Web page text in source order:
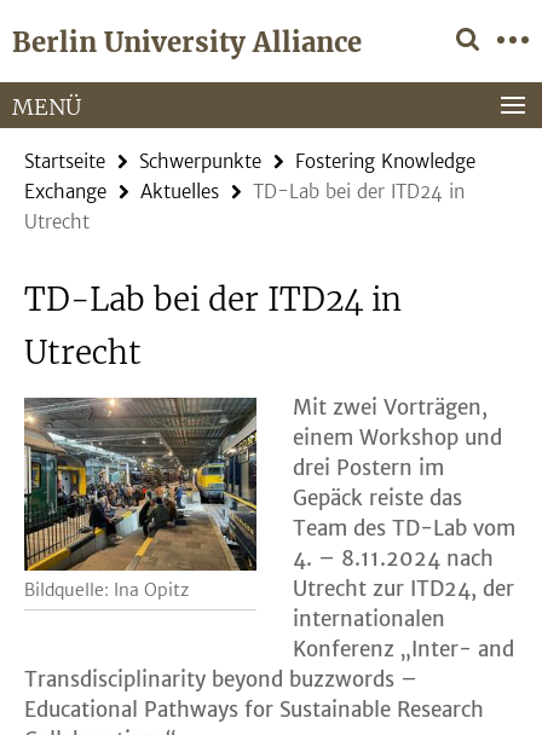
direkt
Inhalt
Berlin University Alliance
Service-
Navigation
MENÜ
Startseite Schwerpunkte
Fostering Knowledge
Exchange
Aktuelles
TD-Lab bei der ITD24 in
Utrecht
TD-Lab bei der ITD24 in
Utrecht
Bildquelle: Ina Opitz
Mit zwei Vorträgen,
einem Workshop und
drei Postern im
Gepäck reiste das
Team des TD-Lab vom
4. – 8.11.2024 nach
Utrecht zur ITD24, der
internationalen
Konferenz „Inter- and
Transdisciplinarity beyond buzzwords –
Educational Pathways for Sustainable Research